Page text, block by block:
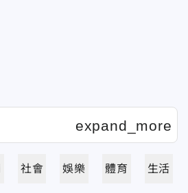
社會 娛樂 體育 生活